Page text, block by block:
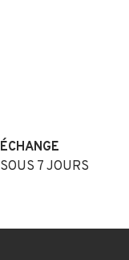
ÉCHANGE
SOUS 7 JOURS